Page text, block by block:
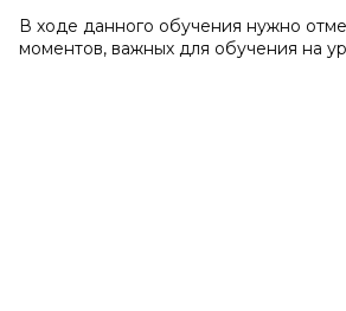
В ходе данного обучения нужно
моментов, важных для обучения на